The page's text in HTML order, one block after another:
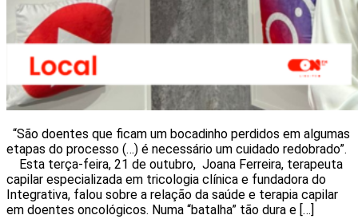
“São doentes que ficam um bocadinho perdidos em algumas
etapas do processo (…) é necessário um cuidado redobrado”.
Esta terça-feira, 21 de outubro, Joana Ferreira, terapeuta
capilar especializada em tricologia clínica e fundadora do
Integrativa, falou sobre a relação da saúde e terapia capilar
em doentes oncológicos. Numa “batalha” tão dura e […]